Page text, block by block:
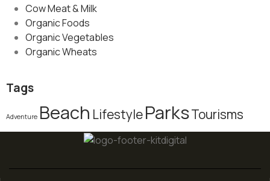
Cow Meat & Milk
Organic Foods
Organic Vegetables
Organic Wheats
Tags
Adventure Beach LifestyleParksTourisms